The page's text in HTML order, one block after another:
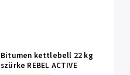
Bitumen kettlebell 22 kg
szürke REBEL ACTIVE